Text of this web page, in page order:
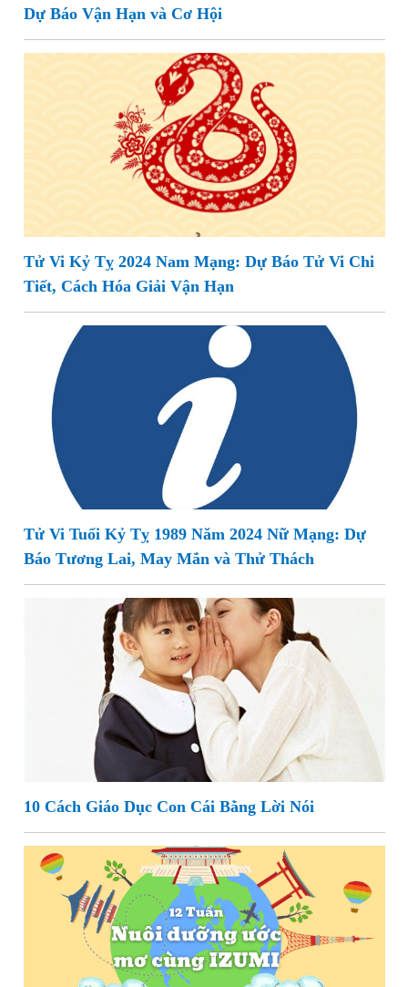
Dự Báo Vận Hạn và Cơ Hội
Tử Vi Kỷ Tỵ 2024 Nam Mạng: Dự Báo Tử Vi Chi
Tiết, Cách Hóa Giải Vận Hạn
Tử Vi Tuổi Kỷ Tỵ 1989 Năm 2024 Nữ Mạng: Dự
Báo Tương Lai, May Mắn và Thử Thách
10 Cách Giáo Dục Con Cái Bằng Lời Nói